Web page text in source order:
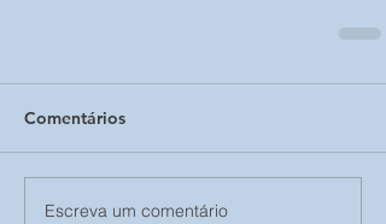
Comentários
Escreva um comentário